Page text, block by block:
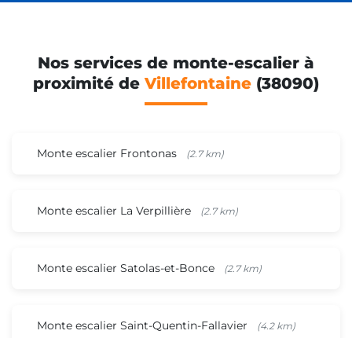
Nos services de monte-escalier à
proximité de Villefontaine (38090)
Monte escalier Frontonas (2.7 km)
Monte escalier La Verpillière (2.7 km)
Monte escalier Satolas-et-Bonce (2.7 km)
Monte escalier Saint-Quentin-Fallavier (4.2 km)